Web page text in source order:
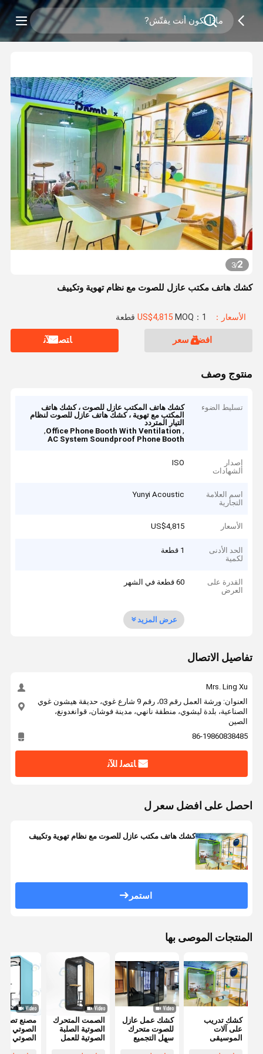
2
/
3
كشك هاتف مكتب عازل للصوت مع نظام تهوية وتكييف
الأسعار：US$4,815 MOQ：1 قطعة
افضل سعر ﺎﺘﺼﻟ ﺍﻶﻧ
منتوج وصف
تسليط الضوء
كشك هاتف المكتب عازل للصوت ، كشك هاتف
المكتب مع تهوية ، كشك هاتف عازل للصوت لنظام
التيار المتردد
,
Office Phone Booth With Ventilation
,
AC System Soundproof Phone Booth
إصدار
الشهادات
ISO
اسم العلامة
التجارية
Yunyi Acoustic
الأسعار US$4,815
الحد الأدنى
لكمية
1 قطعة
القدرة على
العرض
60 قطعة في الشهر
عرض المزيد
تفاصيل الاتصال
Mrs. Ling Xu
العنوان: ورشة العمل رقم 03، رقم 9 شارع غوي، حديقة هيشون غوي
الصناعية، بلدة ليشوي، منطقة نانهي، مدينة فوشان، قوانغدونغ،
الصين
86-19860838485
ﺎﺘﺼﻟ ﺍﻶﻧ
احصل على افضل سعر ل
كشك هاتف مكتب عازل للصوت مع نظام تهوية وتكييف
استمر
المنتجات الموصى بها
كشك تدريب
على آلات
الموسيقى
كشك عمل عازل
للصوت متحرك
سهل التجميع
الصمت المتحرك
الصوتية الصلبة
الصوتية للعمل
مصنع تصنيع
الصوتي
الصوتي